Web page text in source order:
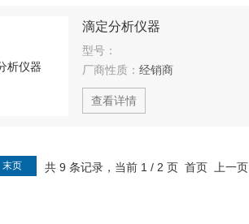
滴定分析仪器
型号：
厂商性质： 经销商
查看详情
共 9 条记录，当前 1 / 2 页 首页 上一页
末页